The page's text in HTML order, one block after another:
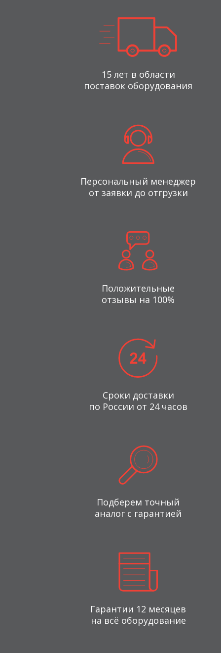
15 лет в области
поставок оборудования
Персональный менеджер
от заявки до отгрузки
Положительные
отзывы на 100%
Сроки доставки
по России от 24 часов
Подберем точный
аналог с гарантией
Гарантии 12 месяцев
на всё оборудование